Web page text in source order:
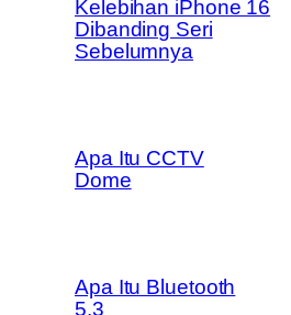
Kelebihan iPhone 16
Dibanding Seri
Sebelumnya
Apa Itu CCTV
Dome
Apa Itu Bluetooth
5.3